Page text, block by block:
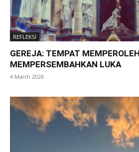
REFLEKSI
GEREJA: TEMPAT
MEMPERSEMBAHKAN LUKA
4 March 2026